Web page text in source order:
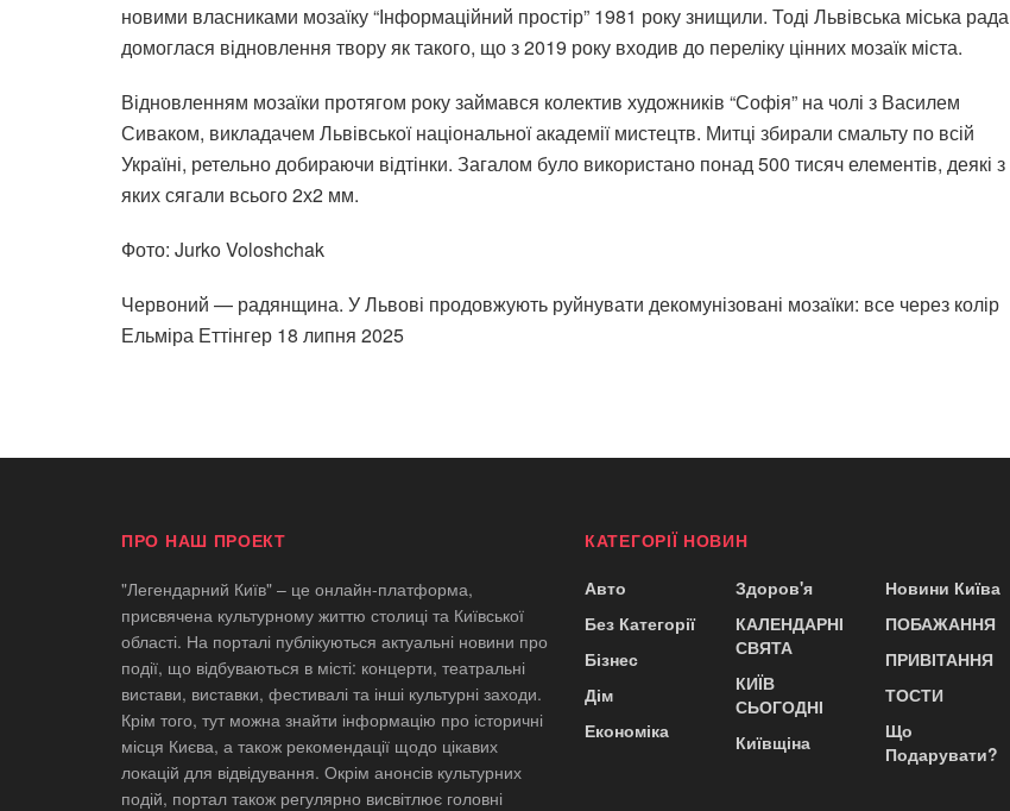
новими власниками мозаїку “Інформаційний простір” 1981 року знищили. Тоді Львівська міська рада
домоглася відновлення твору як такого, що з 2019 року входив до переліку цінних мозаїк міста.
Відновленням мозаїки протягом року займався колектив художників “Софія” на чолі з Василем
Сиваком, викладачем Львівської національної академії мистецтв. Митці збирали смальту по всій
Україні, ретельно добираючи відтінки. Загалом було використано понад 500 тисяч елементів, деякі з
яких сягали всього 2х2 мм.
Фото: Jurko Voloshchak
Червоний — радянщина. У Львові продовжують руйнувати декомунізовані мозаїки: все через колір
Ельміра Еттінгер 18 липня 2025
ПРО НАШ ПРОЕКТ
"Легендарний Київ" – це онлайн-платформа,
присвячена культурному життю столиці та Київської
області. На порталі публікуються актуальні новини про
події, що відбуваються в місті: концерти, театральні
вистави, виставки, фестивалі та інші культурні заходи.
Крім того, тут можна знайти інформацію про історичні
місця Києва, а також рекомендації щодо цікавих
локацій для відвідування. Окрім анонсів культурних
подій, портал також регулярно висвітлює головні
КАТЕГОРІЇ НОВИН
Авто
Без Категорії
Бізнес
Дім
Економіка
Здоров'я
КАЛЕНДАРНІ
СВЯТА
КИЇВ
СЬОГОДНІ
Київщіна
Новини Київа
ПОБАЖАННЯ
ПРИВІТАННЯ
ТОСТИ
Що
Подарувати?